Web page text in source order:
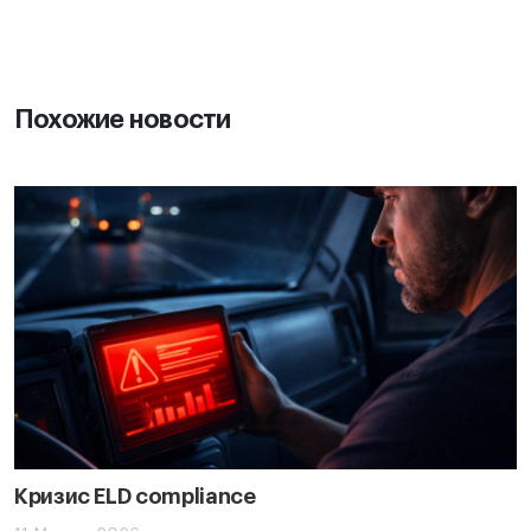
Похожие новости
Кризис ELD compliance